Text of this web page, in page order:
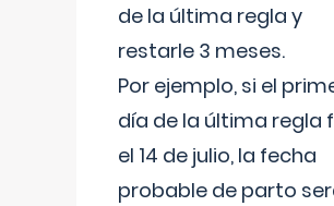
de la última regla y
restarle 3 meses.
Por ejemplo, si el
día de la última regla
el 14 de julio, la fecha
probable de parto